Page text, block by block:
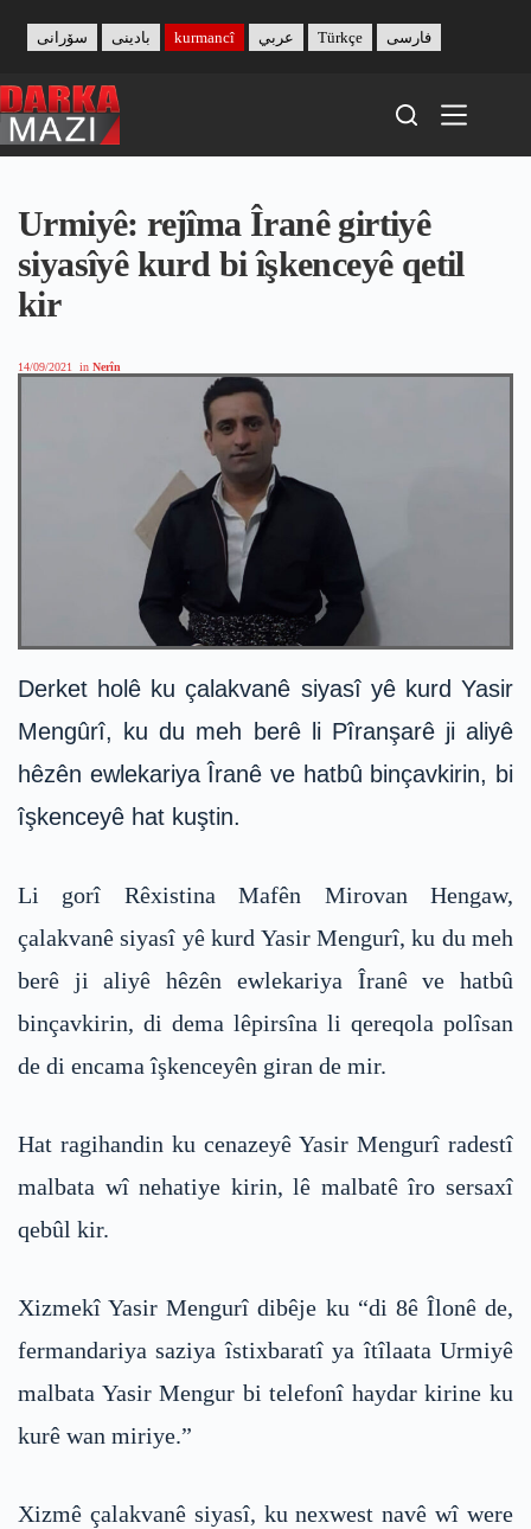
content
بادینی سۆرانی kurmancî عربي Türkçe فارسی
Urmiyê: rejîma Îranê girtiyê
siyasîyê kurd bi îşkenceyê qetil
kir
14/09/2021 in Nerîn
Derket holê ku çalakvanê siyasî yê kurd Yasir
Mengûrî, ku du meh berê li Pîranşarê ji aliyê
hêzên ewlekariya Îranê ve hatbû binçavkirin, bi
îşkenceyê hat kuştin.
Li gorî Rêxistina Mafên Mirovan Hengaw,
çalakvanê siyasî yê kurd Yasir Mengurî, ku du meh
berê ji aliyê hêzên ewlekariya Îranê ve hatbû
binçavkirin, di dema lêpirsîna li qereqola polîsan
de di encama îşkenceyên giran de mir.
Hat ragihandin ku cenazeyê Yasir Mengurî radestî
malbata wî nehatiye kirin, lê malbatê îro sersaxî
qebûl kir.
Xizmekî Yasir Mengurî dibêje ku “di 8ê Îlonê de,
fermandariya saziya îstixbaratî ya îtîlaata Urmiyê
malbata Yasir Mengur bi telefonî haydar kirine ku
kurê wan miriye.”
Xizmê çalakvanê siyasî, ku nexwest navê wî were